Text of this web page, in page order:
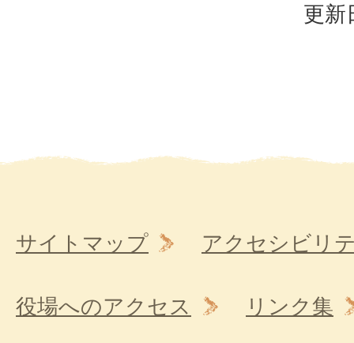
更新
サイトマップ アクセシビリ
役場へのアクセス リンク集